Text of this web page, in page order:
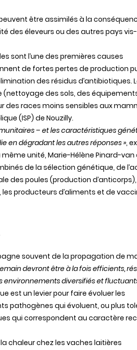
être assimilés à la
des éleveurs ou des autres pays
sont l’une des premières causes
de fortes pertes de production
des résidus d’antibiotiques.
des sols, des
des races moins sensibles aux
(ISP) de Nouzilly.
– et les caractéristiques
en dégradant les autres réponses »,
unité, Marie-Hélène Pinard-van
de la sélection génétique, de
des poules (production
producteurs d’aliments et de
souvent de la propagation de
devront être à la fois efficients,
environnements diversifiés et
est un levier pour faire évoluer les
pathogènes qui évoluent, ou plus
qui correspondent au caractère
la chaleur chez les vaches laitières